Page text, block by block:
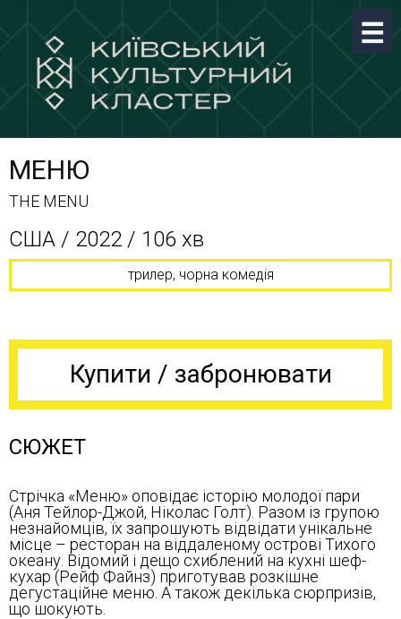
МЕНЮ
THE MENU
США / 2022 / 106 хв
трилер, чорна комедія
Купити / забронювати
СЮЖЕТ
Стрічка «Меню» оповідає історію молодої пари
(Аня Тейлор-Джой, Ніколас Голт). Разом із групою
незнайомців, їх запрошують відвідати унікальне
місце – ресторан на віддаленому острові Тихого
океану. Відомий і дещо схиблений на кухні шеф-
кухар (Рейф Файнз) приготував розкішне
дегустаційне меню. А також декілька сюрпризів,
що шокують.